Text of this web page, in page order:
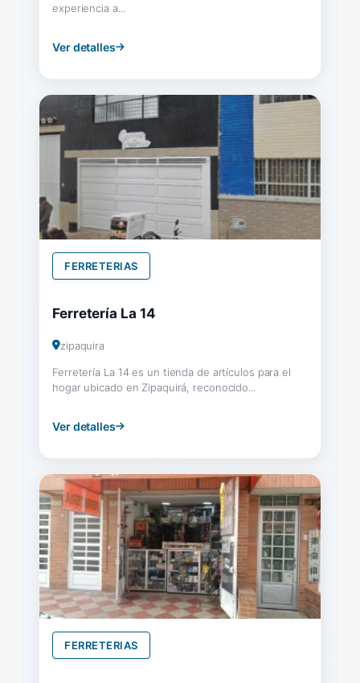
experiencia a...
Ver detalles
FERRETERIAS
Ferretería La 14
zipaquira
Ferretería La 14 es un tienda de artículos para el
hogar ubicado en Zipaquirá, reconocido...
Ver detalles
FERRETERIAS